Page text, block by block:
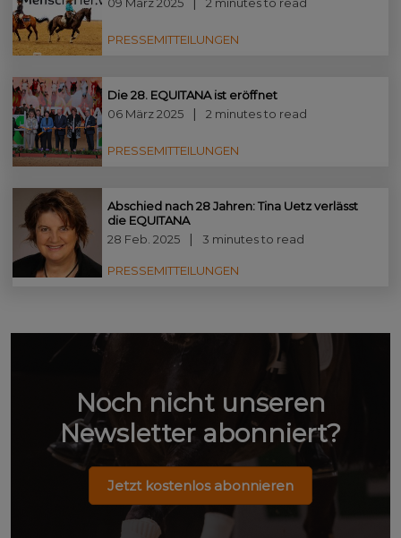
PRESSEMITTEILUNGEN
Die 28. EQUITANA ist eröffnet
06 März 2025
2 minutes to read
PRESSEMITTEILUNGEN
Abschied nach 28 Jahren: Tina Uetz verlässt
die EQUITANA
28 Feb. 2025
3 minutes to read
PRESSEMITTEILUNGEN
Noch nicht unseren
Newsletter abonniert?
Jetzt kostenlos abonnieren